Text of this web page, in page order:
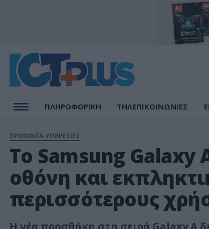
ΠΛΗΡΟΦΟΡΙΚΗ ΤΗΛΕΠΙΚΟΙΝΩΝΙΕΣ
ΠΡΟΪΟΝΤΑ-ΥΠΗΡΕΣΙΕΣ
Το Samsung Galaxy
οθόνη και
περισσότερους
Η νέα προσθήκη στη σειρά Galaxy A